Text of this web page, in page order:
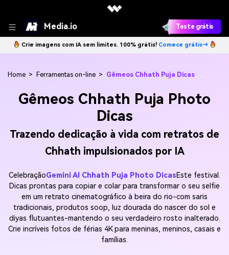
Media.io Teste grátis
Crie imagens com IA sem limites. 100% grátis! Comece grátis→
Home > Ferramentas on-line > Gêmeos Chhath Puja Dicas
Gêmeos Chhath Puja Photo
Dicas
Trazendo dedicação à vida com retratos de
Chhath impulsionados por IA
CelebraçãoGemini AI Chhath Puja Photo DicasEste festival.
Dicas prontas para copiar e colar para transformar o seu selfie
em um retrato cinematográfico à beira do rio-com saris
tradicionais, produtos soop, luz dourada do nascer do sol e
diyas flutuantes-mantendo o seu verdadeiro rosto inalterado.
Crie incríveis fotos de férias 4K para meninas, meninos, casais e
famílias.